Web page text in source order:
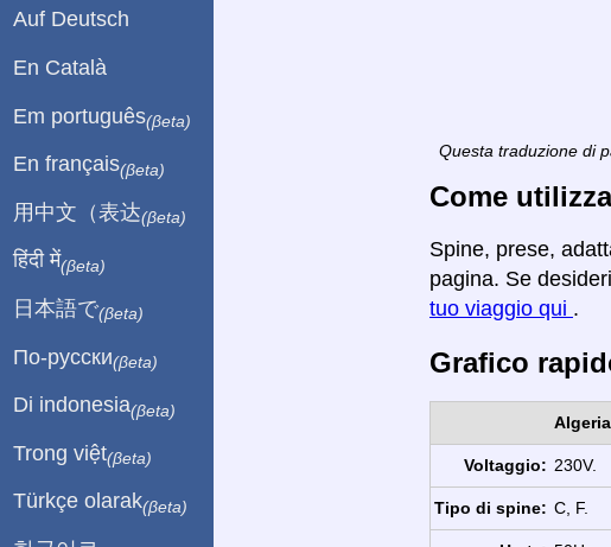
Questa traduzione di
Come
Spine, prese,
pagina. Se
tuo viaggio qui .
Grafico
Algeria
Voltaggio: 230V.
Tipo di spine: C, F.
Auf Deutsch
En Català
Em português(βeta)
En français(βeta)
用中文（表达(βeta)
हिंदी में(βeta)
日本語で(βeta)
По-русски(βeta)
Di indonesia(βeta)
Trong việt(βeta)
Türkçe olarak(βeta)